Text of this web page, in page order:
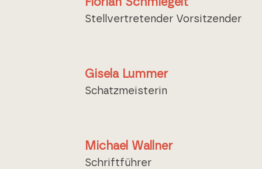
Stellvertretender Vorsitzender
Gisela Lummer
Schatzmeisterin
Michael Wallner
Schriftführer